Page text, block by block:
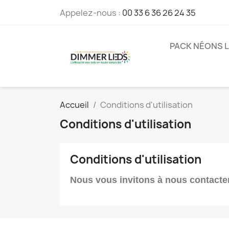
Appelez-nous : 00 33 6 36 26 24 35
PACK NÉONS
Accueil Conditions d'utilisation
Conditions d'utilisation
Conditions d'utilisation
Nous vous invitons à nous